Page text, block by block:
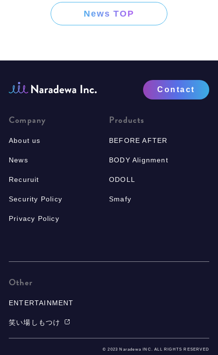
News TOP
Contact
Company
About us
News
Recuruit
Security Policy
Privacy Policy
Products
BEFORE AFTER
BODY Alignment
ODOLL
Smafy
Other
ENTERTAINMENT
笑い場しもつけ
© 2023 Naradewa INC. ALL RIGHTS RESERVED